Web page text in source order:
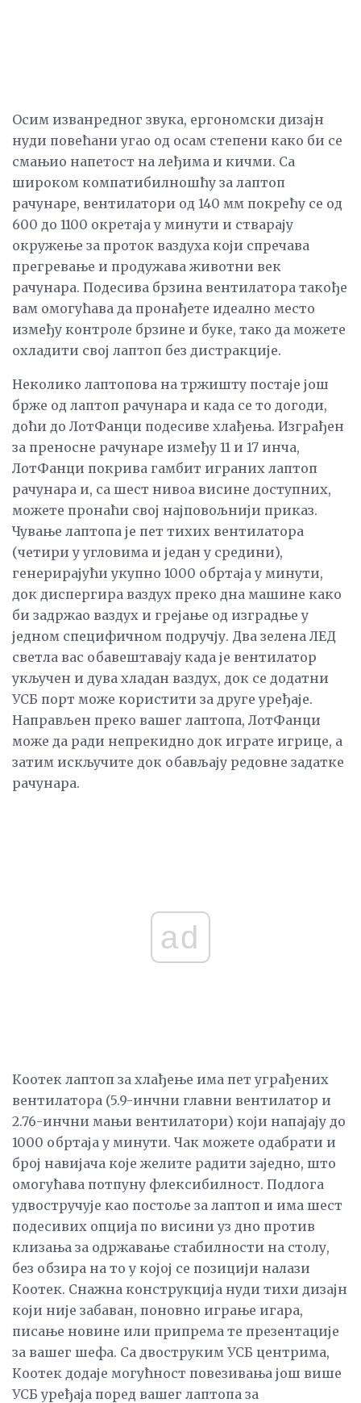
Осим изванредног звука, ергономски дизајн
нуди повећани угао од осам степени како би се
смањио напетост на леђима и кичми. Са
широком компатибилношћу за лаптоп
рачунаре, вентилатори од 140 мм покрећу се од
600 до 1100 окретаја у минути и стварају
окружење за проток ваздуха који спречава
прегревање и продужава животни век
рачунара. Подесива брзина вентилатора такође
вам омогућава да пронађете идеално место
између контроле брзине и буке, тако да можете
охладити свој лаптоп без дистракције.
Неколико лаптопова на тржишту постаје још
брже од лаптоп рачунара и када се то догоди,
доћи до ЛотФанци подесиве хлађења. Изграђен
за преносне рачунаре између 11 и 17 инча,
ЛотФанци покрива гамбит играних лаптоп
рачунара и, са шест нивоа висине доступних,
можете пронаћи свој најповољнији приказ.
Чување лаптопа је пет тихих вентилатора
(четири у угловима и један у средини),
генерирајући укупно 1000 обртаја у минути,
док диспергира ваздух преко дна машине како
би задржао ваздух и грејање од изградње у
једном специфичном подручју. Два зелена ЛЕД
светла вас обавештавају када је вентилатор
укључен и дува хладан ваздух, док се додатни
УСБ порт може користити за друге уређаје.
Направљен преко вашег лаптопа, ЛотФанци
може да ради непрекидно док играте игрице, а
затим искључите док обављају редовне задатке
рачунара.
ad
Коотек лаптоп за хлађење има пет уграђених
вентилатора (5.9-инчни главни вентилатор и
2.76-инчни мањи вентилатори) који напајају до
1000 обртаја у минути. Чак можете одабрати и
број навијача које желите радити заједно, што
омогућава потпуну флексибилност. Подлога
удвостручује као постоље за лаптоп и има шест
подесивих опција по висини уз дно против
клизања за одржавање стабилности на столу,
без обзира на то у којој се позицији налази
Коотек. Снажна конструкција нуди тихи дизајн
који није забаван, поновно играње игара,
писање новине или припрема те презентације
за вашег шефа. Са двоструким УСБ центрима,
Коотек додаје могућност повезивања још више
УСБ уређаја поред вашег лаптопа за